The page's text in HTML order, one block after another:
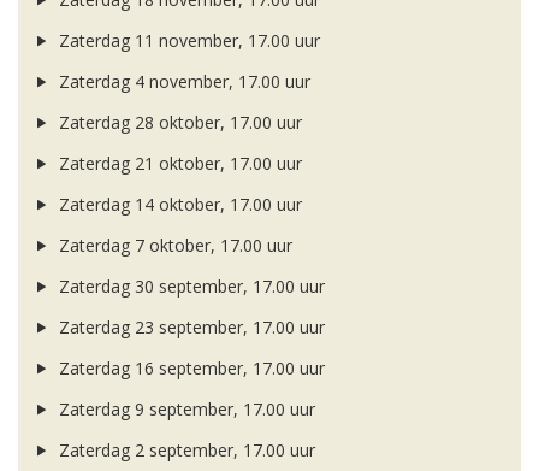
Zaterdag 11 november, 17.00 uur
Zaterdag 4 november, 17.00 uur
Zaterdag 28 oktober, 17.00 uur
Zaterdag 21 oktober, 17.00 uur
Zaterdag 14 oktober, 17.00 uur
Zaterdag 7 oktober, 17.00 uur
Zaterdag 30 september, 17.00 uur
Zaterdag 23 september, 17.00 uur
Zaterdag 16 september, 17.00 uur
Zaterdag 9 september, 17.00 uur
Zaterdag 2 september, 17.00 uur